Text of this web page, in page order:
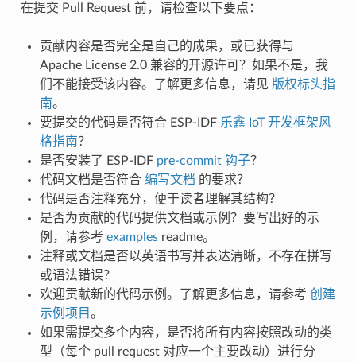
在提交 Pull Request 前，请检查以下要点：
贡献内容是否完全是自己的成果，或已获得与
Apache License 2.0 兼容的开源许可？如果不是，我
们不能接受该内容。了解更多信息，请见 版权标头指
南。
要提交的代码是否符合 ESP-IDF 乐鑫 IoT 开发框架风
格指南？
是否安装了 ESP-IDF pre-commit 钩子？
代码文档是否符合 编写文档 的要求？
代码是否注释充分，便于读者理解其结构？
是否为贡献的代码提供文档或示例？要写出好的示
例，请参考 examplesreadme。
注释或文档是否以英语书写并表达清晰，不存在拼写
或语法错误？
欢迎贡献新的代码示例。了解更多信息，请参考 创建
示例项目。
如果需提交多个内容，是否将所有内容按照改动的类
型（每个 pull request 对应一个主要改动）进行分